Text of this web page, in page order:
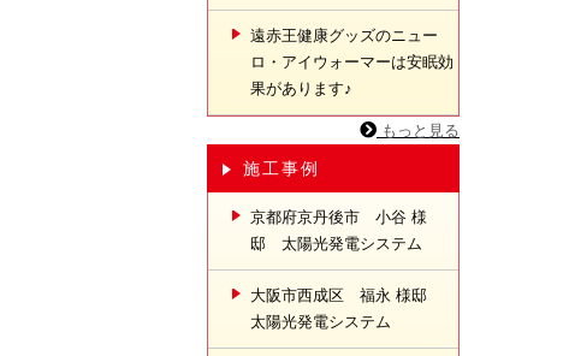
遠赤王健康グッズのニュー
ロ・アイウォーマーは安眠効
果があります♪
もっと見る
施工事例
京都府京丹後市 小谷 様
邸 太陽光発電システム
大阪市西成区 福永 様邸
太陽光発電システム